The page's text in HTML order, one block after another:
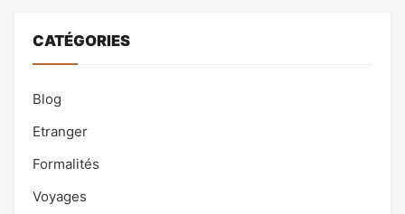
CATÉGORIES
Blog
Etranger
Formalités
Voyages